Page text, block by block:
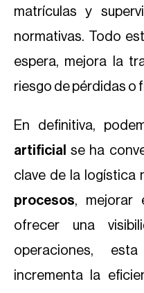
matrículas y
normativas. Todo
espera, mejora la
riesgo de pérdidas o
En definitiva,
artificialse ha
clave de la logística
procesos, mejorar
ofrecer una
operaciones,
incrementa la